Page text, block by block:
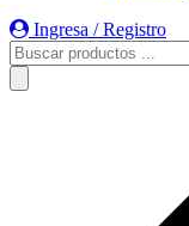
Ingresa / Registro
Búsqueda
de
productos